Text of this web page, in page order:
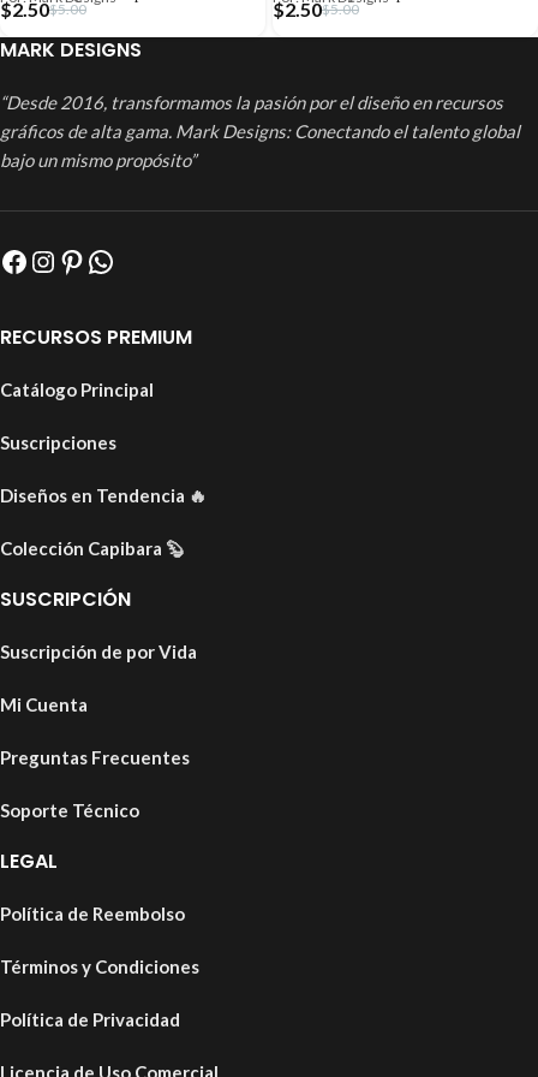
$5.00
$2.50 $5.00
$2.50
MARK DESIGNS
“Desde 2016, transformamos la pasión por el diseño en recursos
gráficos de alta gama. Mark Designs: Conectando el talento global
bajo un mismo propósito”
RECURSOS PREMIUM
Catálogo Principal
Suscripciones
Diseños en Tendencia 🔥
Colección Capibara 🦫
SUSCRIPCIÓN
Suscripción de por Vida
Mi Cuenta
Preguntas Frecuentes
Soporte Técnico
LEGAL
Política de Reembolso
Términos y Condiciones
Política de Privacidad
Licencia de Uso Comercial